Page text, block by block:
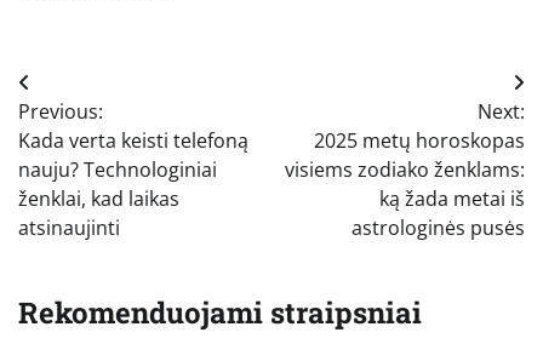
Navigacija
tarp
įrašų
Previous:
Kada verta keisti telefoną
nauju? Technologiniai
ženklai, kad laikas
atsinaujinti
Next:
2025 metų horoskopas
visiems zodiako ženklams:
ką žada metai iš
astrologinės pusės
Rekomenduojami straipsniai